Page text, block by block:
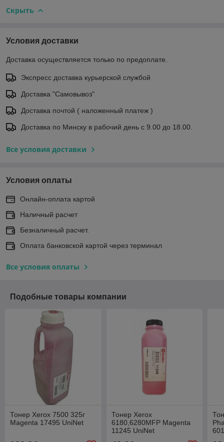
Скрыть
Условия доставки
Доставка осуществляется только по предоплате.
Экспресс доставка курьерской службой
Доставка "Самовывоз"
Доставка почтой ( наложенный платеж )
Доставка по Минску в рабочий день с 9.00 до 18.00.
Все условия доставки
Условия оплаты
Онлайн-оплата картой
Наличный расчет
Безналичный расчет.
Оплата банковской картой через терминал
Все условия оплаты
Подобные товары компании
Тонер Xerox 7500 325г
Magenta 17495 UniNet
Тонер Xerox
6180,6280MFP Magenta
11245 UniNet